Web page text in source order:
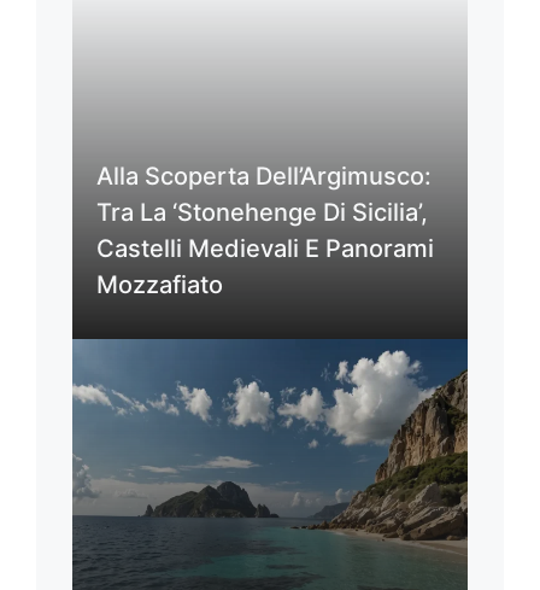
Alla Scoperta Dell’Argimusco:
Tra La ‘Stonehenge Di Sicilia’,
Castelli Medievali E Panorami
Mozzafiato